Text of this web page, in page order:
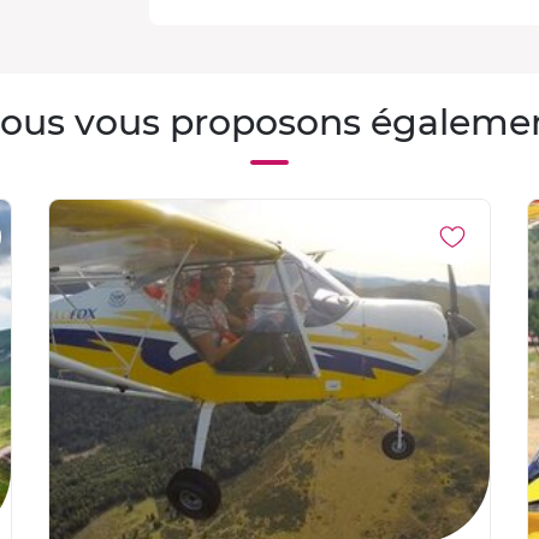
vous proposons